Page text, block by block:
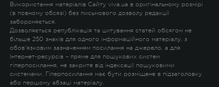
Використання матеріалів Сайту viva.ua в оригінальному розмірі
(в повному обсязі) без письмового дозволу редакції
забороняється.
Дозволяється републікація та цитування статей обсягом не
більше 250 знаків для одного інформаційного матеріалу, з
обов'язковим зазначенням посилання на джерело, а для
Інтернет-ресурсів – пряме для пошукових систем
гіперпосилання, не закрите від індексації пошуковими
системами. Гіперпосилання має бути розміщене в підзаголовку
або першому абзаці матеріалу.